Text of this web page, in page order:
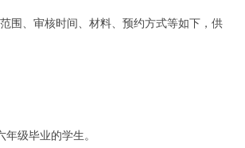
围、审核时间、材料、预约方式等如下，供
级毕业的学生。